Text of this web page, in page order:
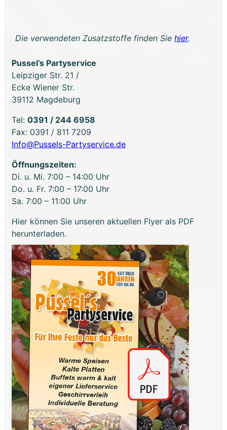
Die verwendeten Zusatzstoffe finden Siehier.
Pussel’s Partyservice
Leipziger Str. 21 /
Ecke Wiener Str.
39112 Magdeburg
Tel: 0391 / 244 6958
Fax: 0391 / 811 7209
Info@Pussels-Partyservice.de
Öffnungszeiten:
Di. u. Mi. 7:00 – 14:00 Uhr
Do. u. Fr. 7:00 – 17:00 Uhr
Sa. 7:00 – 11:00 Uhr
Hier können Sie unseren aktuellen Flyer als PDF
herunterladen.